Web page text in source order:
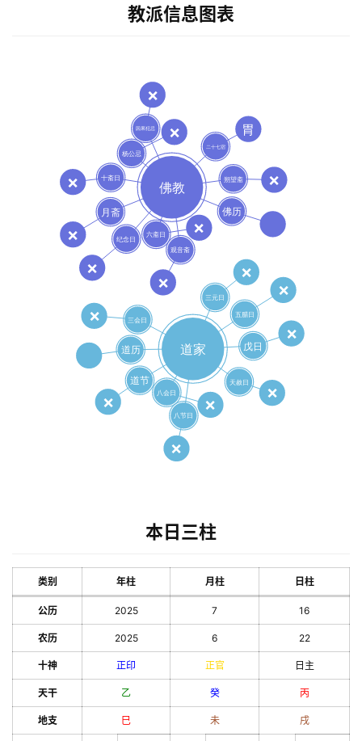
教派信息图表
本日三柱
类别 年柱 月柱 日柱
公历 2025 7 16
农历 2025 6 22
十神 正印 正官 日主
天干 乙 癸 丙
地支 巳 未 戌